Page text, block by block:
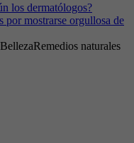
los dermatólogos?
por mostrarse orgullosa de
BellezaRemedios naturales